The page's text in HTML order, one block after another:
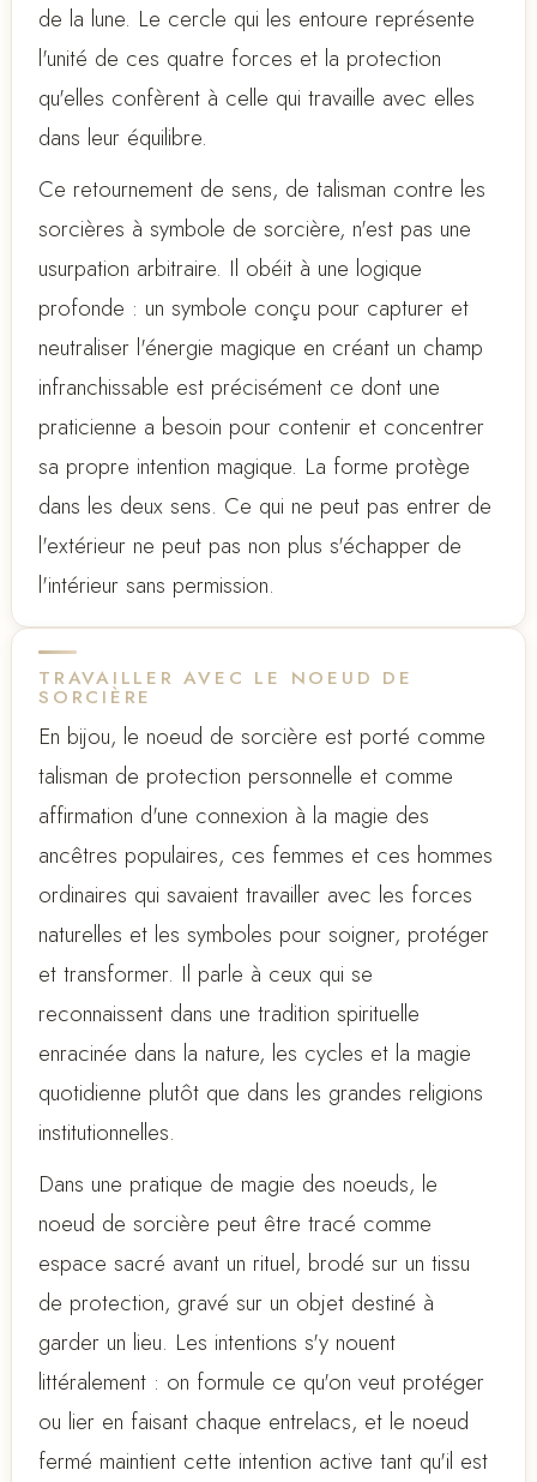
de la lune. Le cercle qui les entoure représente
l'unité de ces quatre forces et la protection
qu'elles confèrent à celle qui travaille avec elles
dans leur équilibre.
Ce retournement de sens, de talisman contre les
sorcières à symbole de sorcière, n'est pas une
usurpation arbitraire. Il obéit à une logique
profonde : un symbole conçu pour capturer et
neutraliser l'énergie magique en créant un champ
infranchissable est précisément ce dont une
praticienne a besoin pour contenir et concentrer
sa propre intention magique. La forme protège
dans les deux sens. Ce qui ne peut pas entrer de
l'extérieur ne peut pas non plus s'échapper de
l'intérieur sans permission.
TRAVAILLER AVEC LE NOEUD DE
SORCIÈRE
En bijou, le noeud de sorcière est porté comme
talisman de protection personnelle et comme
affirmation d'une connexion à la magie des
ancêtres populaires, ces femmes et ces hommes
ordinaires qui savaient travailler avec les forces
naturelles et les symboles pour soigner, protéger
et transformer. Il parle à ceux qui se
reconnaissent dans une tradition spirituelle
enracinée dans la nature, les cycles et la magie
quotidienne plutôt que dans les grandes religions
institutionnelles.
Dans une pratique de magie des noeuds, le
noeud de sorcière peut être tracé comme
espace sacré avant un rituel, brodé sur un tissu
de protection, gravé sur un objet destiné à
garder un lieu. Les intentions s'y nouent
littéralement : on formule ce qu'on veut protéger
ou lier en faisant chaque entrelacs, et le noeud
fermé maintient cette intention active tant qu'il est